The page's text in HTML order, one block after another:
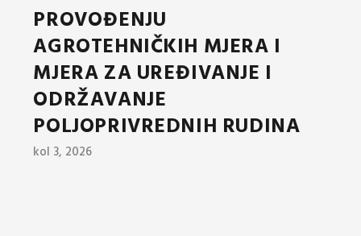
PROVOĐENJU
AGROTEHNIČKIH MJERA I
MJERA ZA UREĐIVANJE I
ODRŽAVANJE
POLJOPRIVREDNIH RUDINA
kol 3, 2026